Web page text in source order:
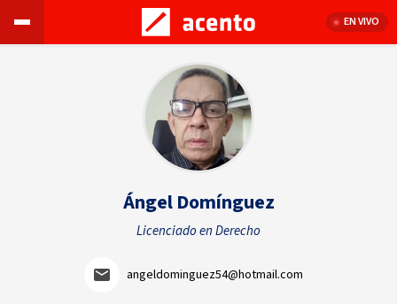
EN VIVO
Ángel Domínguez
Licenciado en Derecho
angeldominguez54@hotmail.com